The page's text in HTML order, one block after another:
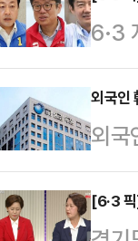
28
토론
박을
었는
차
6·3
반전
성이
당
막판
속
외국인
외국
다.
늘
[6·3